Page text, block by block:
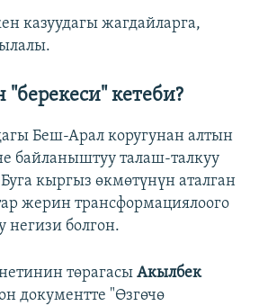
казуудагы жагдайларга,
кетеби?
Беш-Арал коругунан алтын
байланыштуу талаш-талкуу
кыргыз өкмөтүнүн аталган
жерин трансформациялоого
негизи болгон.
төрагасы Акылбек
документте "Өзгөчө